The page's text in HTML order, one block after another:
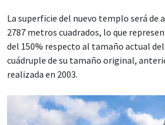
La superficie del nuevo templo será de
2787 metros cuadrados, lo que
del 150% respecto al tamaño actual
cuádruple de su tamaño original,
realizada en 2003.